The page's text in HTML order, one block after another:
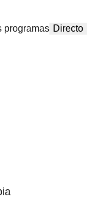
programas Directo